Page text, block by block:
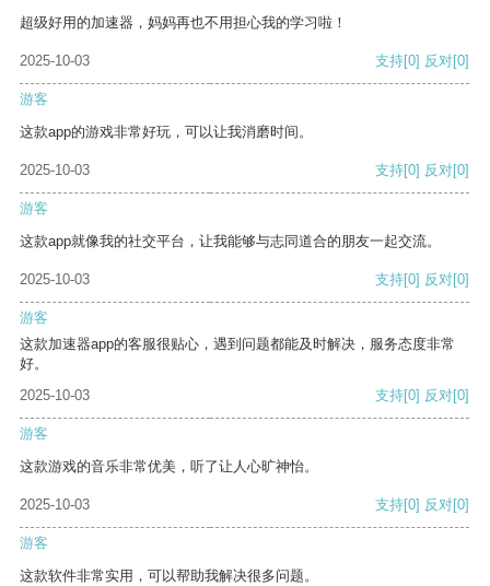
超级好用的加速器，妈妈再也不用担心我的学习啦！
2025-10-03 支持[0] 反对[0]
游客
这款app的游戏非常好玩，可以让我消磨时间。
2025-10-03 支持[0] 反对[0]
游客
这款app就像我的社交平台，让我能够与志同道合的朋友一起交流。
2025-10-03 支持[0] 反对[0]
游客
这款加速器app的客服很贴心，遇到问题都能及时解决，服务态度非常
好。
2025-10-03
支持[0] 反对[0]
游客
这款游戏的音乐非常优美，听了让人心旷神怡。
2025-10-03 支持[0] 反对[0]
游客
这款软件非常实用，可以帮助我解决很多问题。